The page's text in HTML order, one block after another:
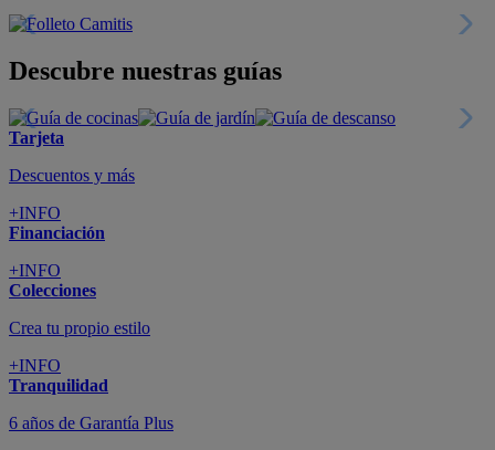
Descubre nuestras guías
Tarjeta
Descuentos y más
+INFO
Financiación
+INFO
Colecciones
Crea tu propio estilo
+INFO
Tranquilidad
6 años de Garantía Plus